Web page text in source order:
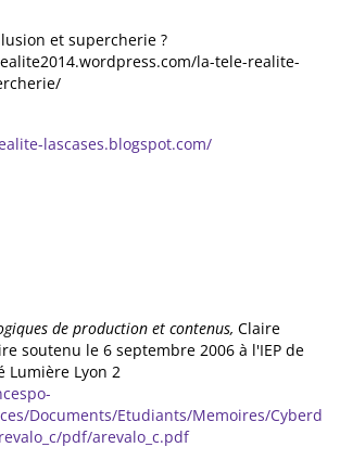
et supercherie ?
la-tele-realite-
lascases.blogspot.com/
de production et contenus, Claire
soutenu le 6 septembre 2006 à l'IEP de
Lumière Lyon 2
Documents/Etudiants/Memoires/Cyberd
pdf/arevalo_c.pdf